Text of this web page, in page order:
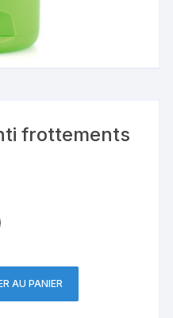
frottements
AU PANIER